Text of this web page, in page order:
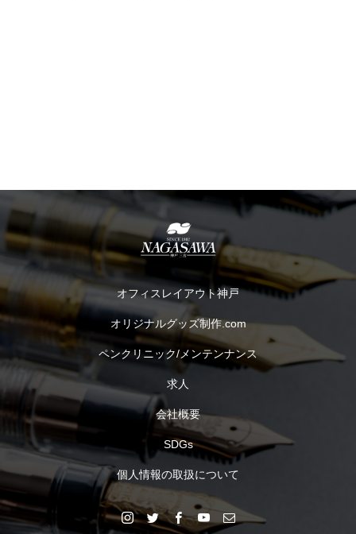
オフィスレイアウト神戸
オリジナルグッズ制作.com
ペンクリニック/メンテンナンス
求人
会社概要
SDGs
個人情報の取扱について